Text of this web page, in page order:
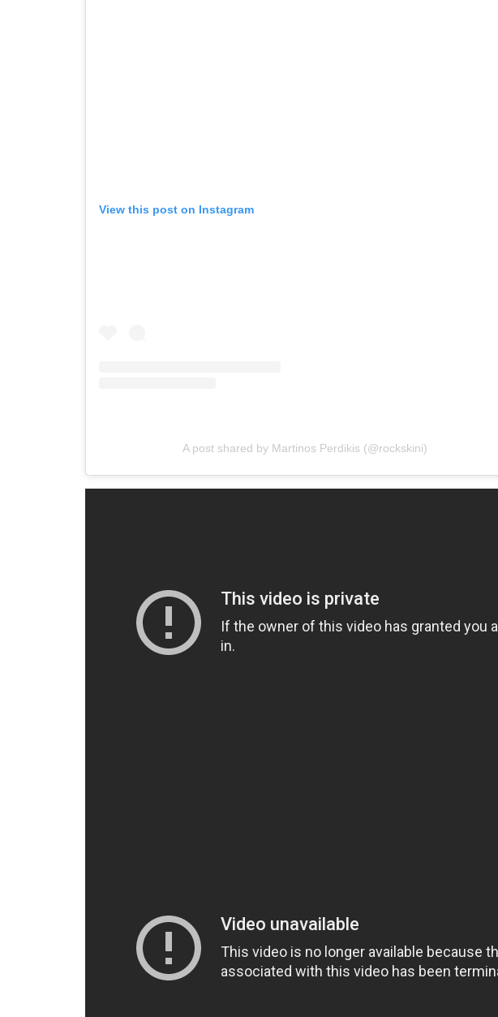
View this post on Instagram
A post shared by Martinos Perdikis (@rockskini)